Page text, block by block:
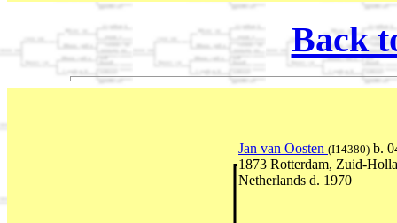
Back
Jan van Oosten (I14380) b.
1873 Rotterdam, Zuid-
Netherlands d. 1970